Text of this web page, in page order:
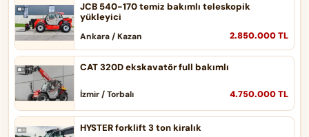
JCB 540-170 temiz bakımlı teleskopik
yükleyici
2.850.000 TL
Ankara / Kazan
CAT 320D ekskavatör full bakımlı
4.750.000 TL
İzmir / Torbalı
HYSTER forklift 3 ton kiralık